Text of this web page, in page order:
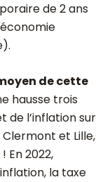
de 2 ans
de cette
hausse trois
de l’inflation sur
et Lille,
En 2022,
la taxe